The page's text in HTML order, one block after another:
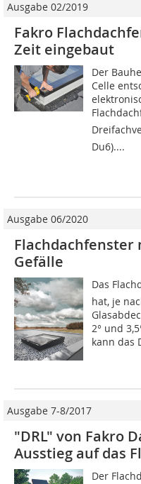
Ausgabe 02/2019
Fakro
Zeit eingebaut
Der
Celle
Du6)....
Ausgabe 06/2020
Gefälle
Das
hat, je
2° und
kann das
Ausgabe 7-8/2017
"DRL" von Fakro
Ausstieg auf das
Der